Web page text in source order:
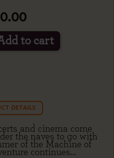
to cart
DETAILS
and cinema come
the naves to go with
of the Machine of
continues…